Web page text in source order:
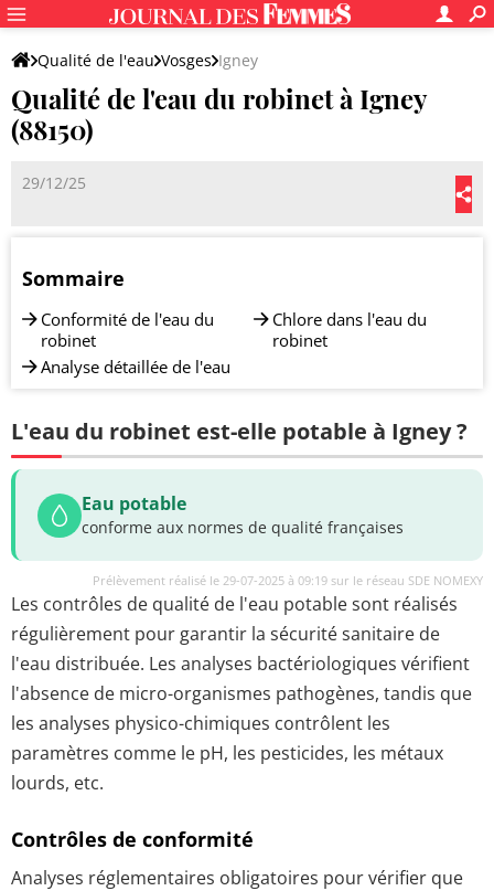
Qualité de l'eau Vosges Igney
Qualité de l'eau du robinet à Igney
(88150)
29/12/25
Sommaire
Conformité de l'eau du
robinet
Analyse détaillée de l'eau
Chlore dans l'eau du
robinet
L'eau du robinet est-elle potable à Igney ?
Eau potable
conforme aux normes de qualité françaises
Prélèvement réalisé le 29-07-2025 à 09:19 sur le réseau SDE NOMEXY
Les contrôles de qualité de l'eau potable sont réalisés
régulièrement pour garantir la sécurité sanitaire de
l'eau distribuée. Les analyses bactériologiques vérifient
l'absence de micro-organismes pathogènes, tandis que
les analyses physico-chimiques contrôlent les
paramètres comme le pH, les pesticides, les métaux
lourds, etc.
Contrôles de conformité
Analyses réglementaires obligatoires pour vérifier que